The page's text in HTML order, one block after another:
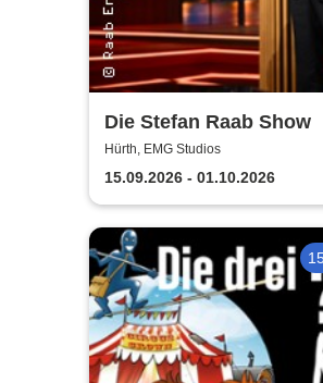
Die Stefan Raab Show
Hürth, EMG Studios
15.09.2026 - 01.10.2026